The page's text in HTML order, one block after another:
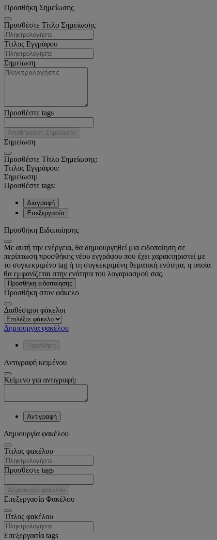
Προσθήκη Σημείωσης
Προσθέστε Τίτλο Σημείωσης
Τίτλος Εγγράφου
Σημείωση
Προσθέστε tags
Αποθήκευση Σημείωσης
Σημείωση
Προσθέστε Τίτλο Σημείωσης:
Τίτλος Εγγράφου:
Σημείωση:
Προσθέστε tags:
Διαγραφή
Επεξεργασία
Προσθήκη Ειδοποίησης
Με αυτή την ενέργεια, θα δημιουργηθεί μια ειδοποίηση σε
περίπτωση προσθήκης νέου εγγράφου που έχει χαρακτηριστεί με
το συγκεκριμένο tag ή τη συγκεκριμένη θεματική ενότητα, η οποία
θα εμφανίζεται στην ενότητα του λογαριασμού σας.
Προσθήκη ειδοποίησης
Προσθήκη στον φάκελο
Διαθέσιμοι φάκελοι
Δημιουργία φακέλου
Προσθήκη
Αντιγραφή κειμένου
Κείμενο για αντιγραφή:
Αντιγραφή
Δημιουργία φακέλου
Tίτλος φακέλου
Προσθέστε tags
Δημιουργία φακέλου
Επεξεργασία Φακέλου
Tίτλος φακέλου
Επεξεργασία tags